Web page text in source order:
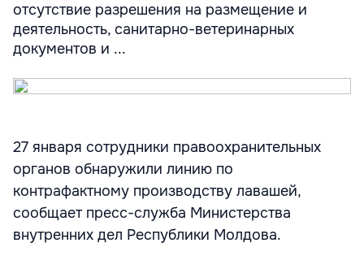
отсутствие разрешения на размещение и
деятельность, санитарно-ветеринарных
документов и ...
27 января сотрудники правоохранительных
органов обнаружили линию по
контрафактному производству лавашей,
сообщает пресс-служба Министерства
внутренних дел Республики Молдова.